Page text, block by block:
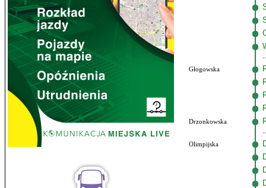
Głogowska
Drzonkowska
Olimpijska